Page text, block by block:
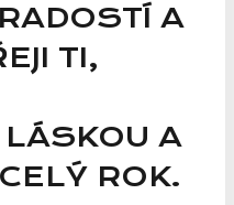
A
TI,
A
ROK.